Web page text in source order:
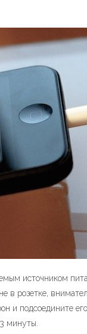
источником
в розетке,
и подсоедините
минуты.